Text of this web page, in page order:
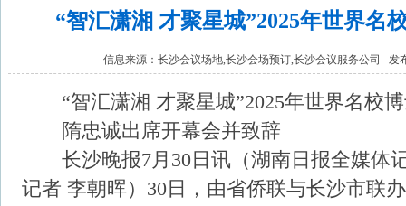
“智汇潇湘 才聚星城”2025年世界名
信息来源：长沙会议场地,长沙会场预订,长沙会议服务公司 发
“智汇潇湘 才聚星城”2025年世界名校博
隋忠诚出席开幕会并致辞
长沙晚报7月30日讯（湖南日报全媒体
记者 李朝晖）30日，由省侨联与长沙市联